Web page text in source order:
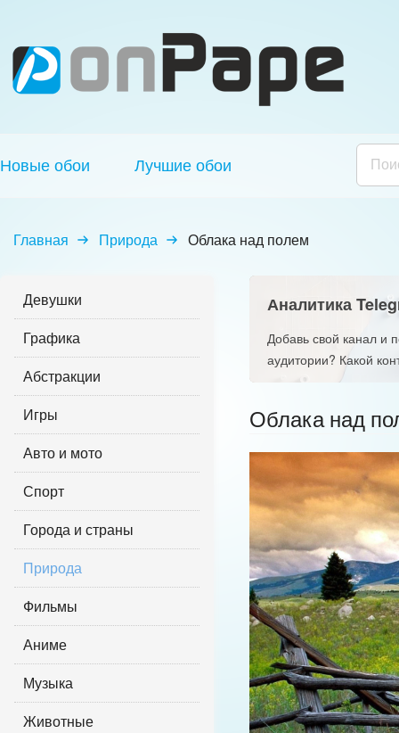
Новые обои Лучшие обои
Главная Природа Облака над полем
Девушки
Графика
Абстракции
Игры
Авто и мото
Спорт
Города и страны
Природа
Фильмы
Аниме
Музыка
Животные
Аналитика
Добавь свой канал и
аудитории? Какой
Облака над